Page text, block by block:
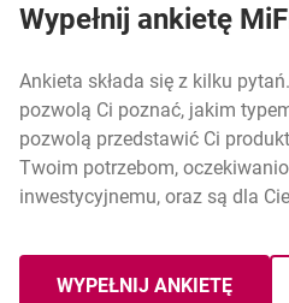
Wypełnij ankietę
Ankieta składa się z kilku
pozwolą Ci poznać, jakim
pozwolą przedstawić Ci
Twoim potrzebom,
inwestycyjnemu, oraz są dla
WYPEŁNIJ ANKIETĘ
MIFID